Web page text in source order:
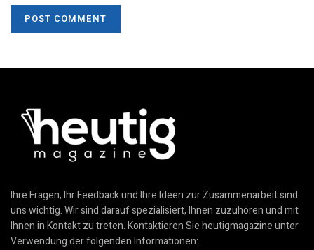
Ihre Fragen, Ihr Feedback und Ihre Ideen zur Zusammenarbeit sind
uns wichtig. Wir sind darauf spezialisiert, Ihnen zuzuhören und mit
Ihnen in Kontakt zu treten. Kontaktieren Sie heutigmagazine unter
Verwendung der folgenden Informationen: